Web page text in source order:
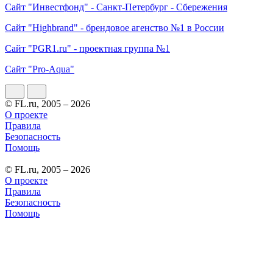
Сайт "Инвестфонд" - Санкт-Петербург - Сбережения
Сайт "Highbrand" - брендовое агенство №1 в России
Сайт "PGR1.ru" - проектная группа №1
Сайт "Pro-Aqua"
© FL.ru, 2005 – 2026
О проекте
Правила
Безопасность
Помощь
© FL.ru, 2005 – 2026
О проекте
Правила
Безопасность
Помощь